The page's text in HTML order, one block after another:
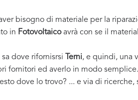
bisogno di materiale per la
in Fotovoltaicoavrà con se il
dove rifornisrsi Terni, e quindi, una
fornitori ed averlo in modo
dove lo trovo? ... e via di ricerche,